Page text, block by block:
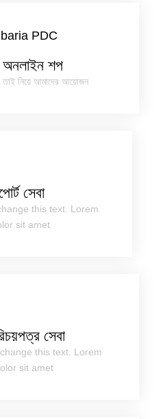
অনলাইন শপ
নিয়ে আমাদের আয়োজন
সেবা
this text. Lorem
sit amet
সেবা
this text. Lorem
sit amet